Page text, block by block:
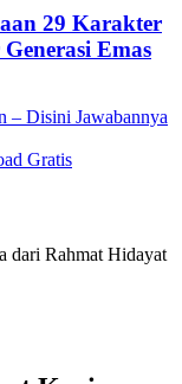
29 Karakter
Emas
– Disini Jawabannya
Gratis
dari Rahmat Hidayat